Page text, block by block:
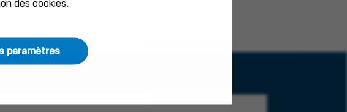
des cookies.
paramètres